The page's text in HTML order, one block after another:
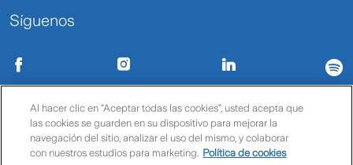
Síguenos
Condiciones de uso Políticas de privacidad Política de cookies
© Zurich
Al hacer clic en “Aceptar todas las cookies”, usted acepta que
las cookies se guarden en su dispositivo para mejorar la
navegación del sitio, analizar el uso del mismo, y colaborar
con nuestros estudios para marketing. Política de cookies